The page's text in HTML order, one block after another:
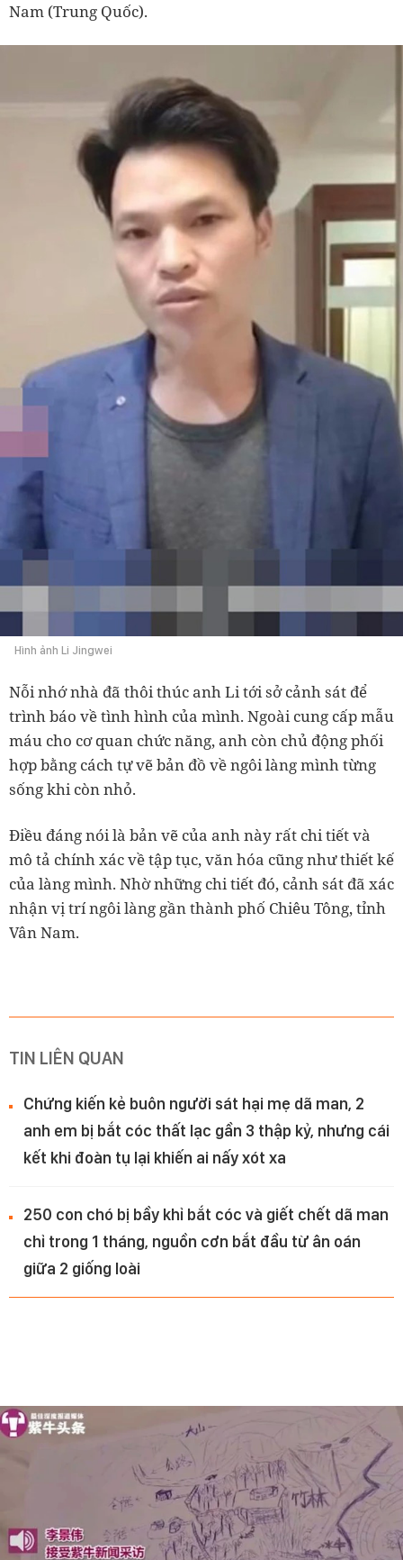
Nam (Trung Quốc).
Hình ảnh Li Jingwei
Nỗi nhớ nhà đã thôi thúc anh Li tới sở cảnh sát để
trình báo về tình hình của mình. Ngoài cung cấp mẫu
máu cho cơ quan chức năng, anh còn chủ động phối
hợp bằng cách tự vẽ bản đồ về ngôi làng mình từng
sống khi còn nhỏ.
Điều đáng nói là bản vẽ của anh này rất chi tiết và
mô tả chính xác về tập tục, văn hóa cũng như thiết kế
của làng mình. Nhờ những chi tiết đó, cảnh sát đã xác
nhận vị trí ngôi làng gần thành phố Chiêu Tông, tỉnh
Vân Nam.
TIN LIÊN QUAN
Chứng kiến kẻ buôn người sát hại mẹ dã man, 2
anh em bị bắt cóc thất lạc gần 3 thập kỷ, nhưng cái
kết khi đoàn tụ lại khiến ai nấy xót xa
250 con chó bị bầy khỉ bắt cóc và giết chết dã man
chỉ trong 1 tháng, nguồn cơn bắt đầu từ ân oán
giữa 2 giống loài